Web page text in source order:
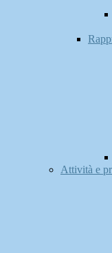
Attività e